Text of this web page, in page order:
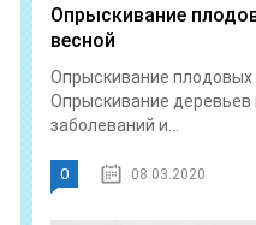
Опрыскивание
весной
Опрыскивание плодовых
Опрыскивание деревьев
заболеваний и...
0 08.03.2020